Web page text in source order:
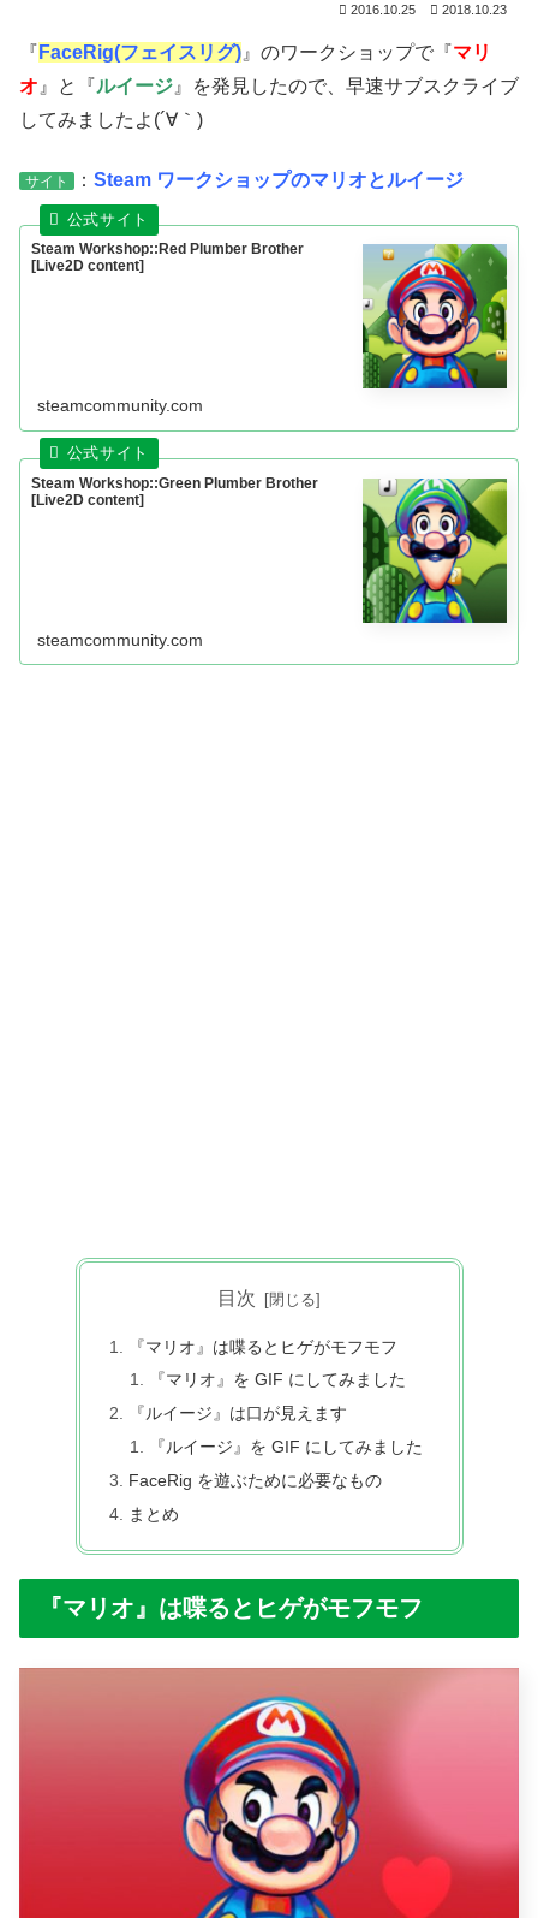
2016.10.25 2018.10.23
『 FaceRig(フェイスリグ) 』のワークショップで『マリ
オ 』と『ルイージ 』を発見したので、早速サブスクライブ
してみましたよ(´∀｀)
サイト ： Steam ワークショップのマリオとルイージ
Steam Workshop::Red Plumber Brother
[Live2D content]
steamcommunity.com
Steam Workshop::Green Plumber Brother
[Live2D content]
steamcommunity.com
目次
『マリオ』は喋るとヒゲがモフモフ
『マリオ』を GIF にしてみました
『ルイージ』は口が見えます
『ルイージ』を GIF にしてみました
FaceRig を遊ぶために必要なもの
まとめ
『マリオ』は喋るとヒゲがモフモフ